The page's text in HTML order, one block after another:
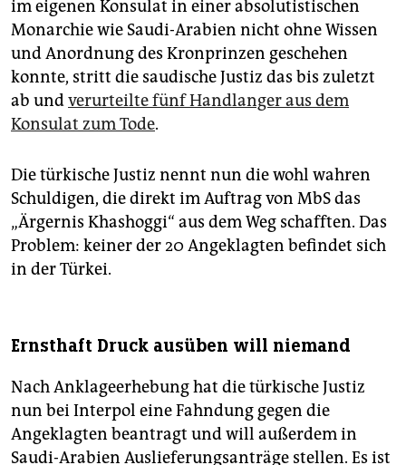
im eigenen Konsulat in einer absolutistischen
Monarchie wie Saudi-Arabien nicht ohne Wissen
und Anordnung des Kronprinzen geschehen
konnte, stritt die saudische Justiz das bis zuletzt
ab undverurteilte fünf Handlanger aus dem
Konsulat zum Tode.
Die türkische Justiz nennt nun die wohl wahren
Schuldigen, die direkt im Auftrag von MbS das
„Ärgernis Khashoggi“ aus dem Weg schafften. Das
Problem: keiner der 20 Angeklagten befindet sich
in der Türkei.
Ernsthaft Druck ausüben will niemand
Nach Anklageerhebung hat die türkische Justiz
nun bei Interpol eine Fahndung gegen die
Angeklagten beantragt und will außerdem in
Saudi-Arabien Auslieferungsanträge stellen. Es ist